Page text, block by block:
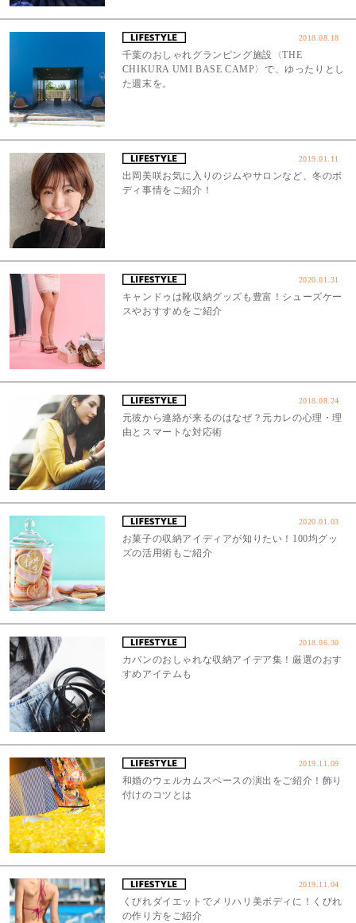
2018.08.18
千葉のおしゃれグランピング施設〈THE
CHIKURA UMI BASE CAMP〉で、ゆったりとし
た週末を。
2019.01.11
出岡美咲お気に入りのジムやサロンなど、冬のボ
ディ事情をご紹介！
2020.01.31
キャンドゥは靴収納グッズも豊富！シューズケー
スやおすすめをご紹介
2018.08.24
元彼から連絡が来るのはなぜ？元カレの心理・理
由とスマートな対応術
2020.01.03
お菓子の収納アイディアが知りたい！100均グッ
ズの活用術もご紹介
2018.06.30
カバンのおしゃれな収納アイデア集！厳選のおす
すめアイテムも
2019.11.09
和婚のウェルカムスペースの演出をご紹介！飾り
付けのコツとは
2019.11.04
くびれダイエットでメリハリ美ボディに！くびれ
の作り方をご紹介